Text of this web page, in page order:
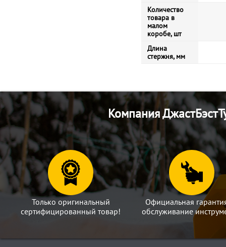
Количество
товара в
малом
коробе, шт
Длина
стержня, мм
Компания
Только оригинальный
сертифицированный товар!
Официальная
обслуживание